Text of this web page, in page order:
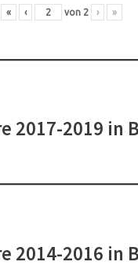
« ‹ von 2 › »
2017-2019 in
2014-2016 in